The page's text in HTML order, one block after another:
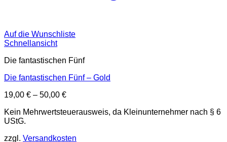
Auf die Wunschliste
Schnellansicht
Die fantastischen Fünf
Die fantastischen Fünf – Gold
19,00 € – 50,00 €
Kein Mehrwertsteuerausweis, da Kleinunternehmer nach § 6
UStG.
zzgl. Versandkosten